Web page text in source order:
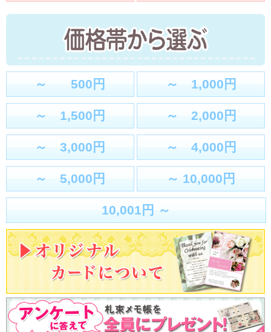
～ 500円 ～ 1,000円
～ 1,500円 ～ 2,000円
～ 3,000円 ～ 4,000円
～ 5,000円 ～ 10,000円
10,001円 ～